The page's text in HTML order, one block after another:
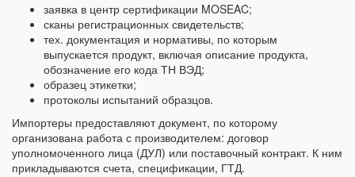
заявка в центр сертификации MOSEAC;
сканы регистрационных свидетельств;
тех. документация и нормативы, по которым
выпускается продукт, включая описание продукта,
обозначение его кода ТН ВЭД;
образец этикетки;
протоколы испытаний образцов.
Импортеры предоставляют документ, по которому
организована работа с производителем: договор
уполномоченного лица (ДУЛ) или поставочный контракт. К ним
прикладываются счета, спецификации, ГТД.